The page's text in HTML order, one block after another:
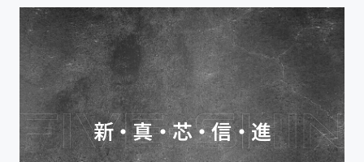
新・真・芯・信・進